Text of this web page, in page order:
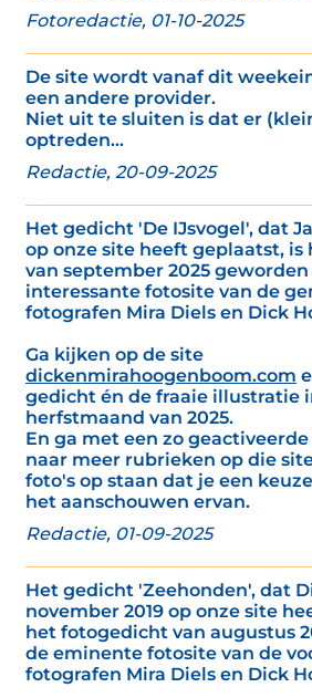
Fotoredactie, 01-10-2025
De site wordt vanaf dit
een andere provider.
Niet uit te sluiten is dat er
optreden...
Redactie, 20-09-2025
Het gedicht 'De IJsvogel', dat
op onze site heeft geplaatst,
van september 2025 geworden
interessante fotosite van de
fotografen Mira Diels en Dick
Ga kijken op de site
dickenmirahoogenboom.com
gedicht én de fraaie illustratie
herfstmaand van 2025.
En ga met een zo
naar meer rubrieken op die
foto's op staan dat je een
het aanschouwen ervan.
Redactie, 01-09-2025
Het gedicht 'Zeehonden', dat
november 2019 op onze site
het fotogedicht van augustus
de eminente fotosite van de
fotografen Mira Diels en Dick